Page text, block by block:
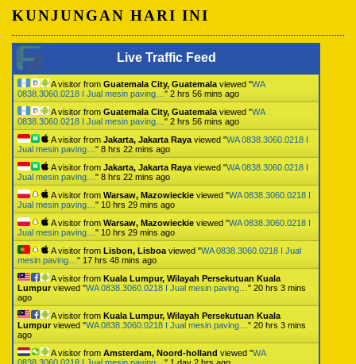
KUNJUNGAN HARI INI
Live Traffic Feed
A visitor from Guatemala City, Guatemala viewed "WA
0838.3060.0218 I Jual mesin paving… " 2 hrs 56 mins ago
A visitor from Guatemala City, Guatemala viewed "WA
0838.3060.0218 I Jual mesin paving… " 2 hrs 56 mins ago
A visitor from Jakarta, Jakarta Raya viewed "WA 0838.3060.0218 I
Jual mesin paving… " 8 hrs 22 mins ago
A visitor from Jakarta, Jakarta Raya viewed "WA 0838.3060.0218 I
Jual mesin paving… " 8 hrs 22 mins ago
A visitor from Warsaw, Mazowieckie viewed "WA 0838.3060.0218 I
Jual mesin paving… " 10 hrs 29 mins ago
A visitor from Warsaw, Mazowieckie viewed "WA 0838.3060.0218 I
Jual mesin paving… " 10 hrs 29 mins ago
A visitor from Lisbon, Lisboa viewed "WA 0838.3060.0218 I Jual
mesin paving… " 17 hrs 48 mins ago
A visitor from Kuala Lumpur, Wilayah Persekutuan Kuala
Lumpurviewed "WA 0838.3060.0218 I Jual mesin paving… " 20 hrs 3 mins
ago
A visitor from Kuala Lumpur, Wilayah Persekutuan Kuala
Lumpurviewed "WA 0838.3060.0218 I Jual mesin paving… " 20 hrs 3 mins
ago
A visitor from Amsterdam, Noord-holland viewed "WA